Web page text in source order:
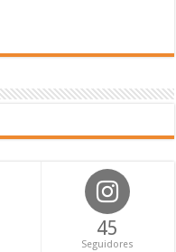
45
Seguidores